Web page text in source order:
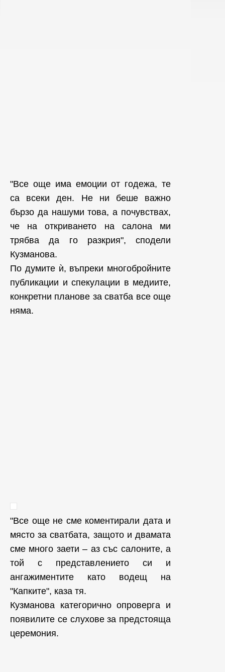
"Все още има емоции от годежа, те
са всеки ден. Не ни беше важно
бързо да нашуми това, а почувствах,
че на откриването на салона ми
трябва да го разкрия", сподели
Кузманова.
По думите ѝ, въпреки многобройните
публикации и спекулации в медиите,
конкретни планове за сватба все още
няма.
"Все още не сме коментирали дата и
място за сватбата, защото и двамата
сме много заети – аз със салоните, а
той с представлението си и
ангажиментите като водещ на
"Капките", каза тя.
Кузманова категорично опроверга и
появилите се слухове за предстояща
церемония.